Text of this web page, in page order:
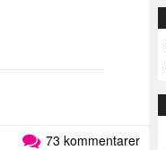
73 kommentarer